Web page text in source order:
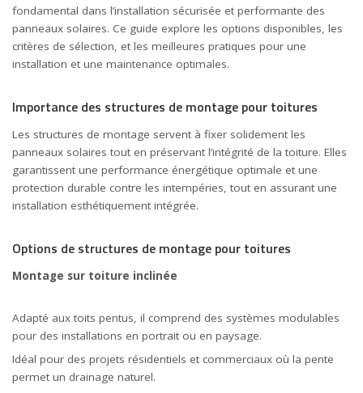
fondamental dans l’installation sécurisée et performante des
panneaux solaires. Ce guide explore les options disponibles, les
critères de sélection, et les meilleures pratiques pour une
installation et une maintenance optimales.
Importance des structures de montage pour toitures
Les structures de montage servent à fixer solidement les
panneaux solaires tout en préservant l’intégrité de la toiture. Elles
garantissent une performance énergétique optimale et une
protection durable contre les intempéries, tout en assurant une
installation esthétiquement intégrée.
Options de structures de montage pour toitures
Montage sur toiture inclinée
Adapté aux toits pentus, il comprend des systèmes modulables
pour des installations en portrait ou en paysage.
Idéal pour des projets résidentiels et commerciaux où la pente
permet un drainage naturel.